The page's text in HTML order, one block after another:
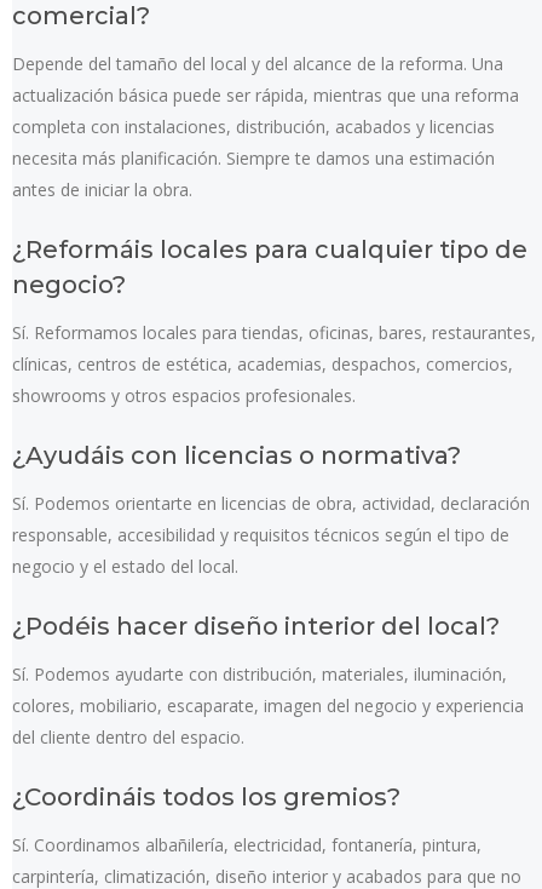
comercial?
Depende del tamaño del local y del alcance de la reforma. Una
actualización básica puede ser rápida, mientras que una reforma
completa con instalaciones, distribución, acabados y licencias
necesita más planificación. Siempre te damos una estimación
antes de iniciar la obra.
¿Reformáis locales para cualquier tipo de
negocio?
Sí. Reformamos locales para tiendas, oficinas, bares, restaurantes,
clínicas, centros de estética, academias, despachos, comercios,
showrooms y otros espacios profesionales.
¿Ayudáis con licencias o normativa?
Sí. Podemos orientarte en licencias de obra, actividad, declaración
responsable, accesibilidad y requisitos técnicos según el tipo de
negocio y el estado del local.
¿Podéis hacer diseño interior del local?
Sí. Podemos ayudarte con distribución, materiales, iluminación,
colores, mobiliario, escaparate, imagen del negocio y experiencia
del cliente dentro del espacio.
¿Coordináis todos los gremios?
Sí. Coordinamos albañilería, electricidad, fontanería, pintura,
carpintería, climatización, diseño interior y acabados para que no